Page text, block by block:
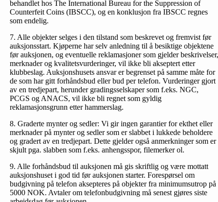
behandlet hos The International Bureau for the Suppression of
Counterfeit Coins (IBSCC), og en konklusjon fra IBSCC regnes
som endelig.
7. Alle objekter selges i den tilstand som beskrevet og fremvist før
auksjonsstart. Kjøperne har selv anledning til å besiktige objektene
før auksjonen, og eventuelle reklamasjoner som gjelder beskrivelser,
merknader og kvalitetsvurderinger, vil ikke bli akseptert etter
klubbeslag. Auksjonshusets ansvar er begrenset på samme måte for
de som har gitt forhåndsbud eller bud per telefon. Vurderinger gjort
av en tredjepart, herunder gradingsselskaper som f.eks. NGC,
PCGS og ANACS, vil ikke bli regnet som gyldig
reklamasjonsgrunn etter hammerslag.
8. Graderte mynter og sedler: Vi gir ingen garantier for ekthet eller
merknader på mynter og sedler som er slabbet i lukkede beholdere
og gradert av en tredjepart. Dette gjelder også anmerkninger som er
skjult pga. slabben som f.eks. anhengsspor, filemerker ol.
9. Alle forhåndsbud til auksjonen må gis skriftlig og være mottatt
auksjonshuset i god tid før auksjonen starter. Forespørsel om
budgivning på telefon aksepteres på objekter fra minimumsutrop på
5000 NOK. Avtaler om telefonbud­givning må senest gjøres siste